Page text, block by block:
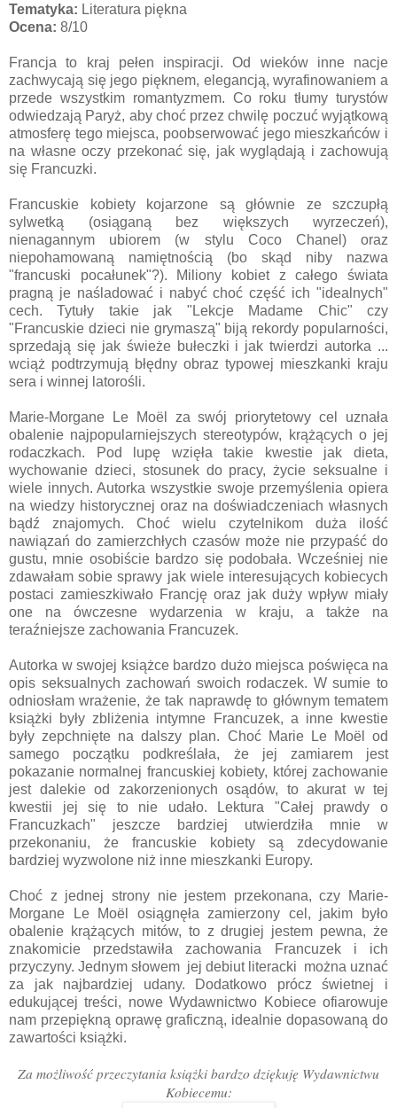
Tematyka: Literatura piękna
Ocena: 8/10
Francja to kraj pełen inspiracji. Od wieków inne nacje
zachwycają się jego pięknem, elegancją, wyrafinowaniem a
przede wszystkim romantyzmem. Co roku tłumy turystów
odwiedzają Paryż, aby choć przez chwilę poczuć wyjątkową
atmosferę tego miejsca, poobserwować jego mieszkańców i
na własne oczy przekonać się, jak wyglądają i zachowują
się Francuzki.
Francuskie kobiety kojarzone są głównie ze szczupłą
sylwetką (osiąganą bez większych wyrzeczeń),
nienagannym ubiorem (w stylu Coco Chanel) oraz
niepohamowaną namiętnością (bo skąd niby nazwa
"francuski pocałunek"?). Miliony kobiet z całego świata
pragną je naśladować i nabyć choć część ich "idealnych"
cech. Tytuły takie jak "Lekcje Madame Chic" czy
"Francuskie dzieci nie grymaszą" biją rekordy popularności,
sprzedają się jak świeże bułeczki i jak twierdzi autorka ...
wciąż podtrzymują błędny obraz typowej mieszkanki kraju
sera i winnej latorośli.
Marie-Morgane Le Moël za swój priorytetowy cel uznała
obalenie najpopularniejszych stereotypów, krążących o jej
rodaczkach. Pod lupę wzięła takie kwestie jak dieta,
wychowanie dzieci, stosunek do pracy, życie seksualne i
wiele innych. Autorka wszystkie swoje przemyślenia opiera
na wiedzy historycznej oraz na doświadczeniach własnych
bądź znajomych. Choć wielu czytelnikom duża ilość
nawiązań do zamierzchłych czasów może nie przypaść do
gustu, mnie osobiście bardzo się podobała. Wcześniej nie
zdawałam sobie sprawy jak wiele interesujących kobiecych
postaci zamieszkiwało Francję oraz jak duży wpływ miały
one na ówczesne wydarzenia w kraju, a także na
teraźniejsze zachowania Francuzek.
Autorka w swojej książce bardzo dużo miejsca poświęca na
opis seksualnych zachowań swoich rodaczek. W sumie to
odniosłam wrażenie, że tak naprawdę to głównym tematem
książki były zbliżenia intymne Francuzek, a inne kwestie
były zepchnięte na dalszy plan. Choć Marie Le Moël od
samego początku podkreślała, że jej zamiarem jest
pokazanie normalnej francuskiej kobiety, której zachowanie
jest dalekie od zakorzenionych osądów, to akurat w tej
kwestii jej się to nie udało. Lektura "Całej prawdy o
Francuzkach" jeszcze bardziej utwierdziła mnie w
przekonaniu, że francuskie kobiety są zdecydowanie
bardziej wyzwolone niż inne mieszkanki Europy.
Choć z jednej strony nie jestem przekonana, czy Marie-
Morgane Le Moël osiągnęła zamierzony cel, jakim było
obalenie krążących mitów, to z drugiej jestem pewna, że
znakomicie przedstawiła zachowania Francuzek i ich
przyczyny. Jednym słowem jej debiut literacki można uznać
za jak najbardziej udany. Dodatkowo prócz świetnej i
edukującej treści, nowe Wydawnictwo Kobiece ofiarowuje
nam przepiękną oprawę graficzną, idealnie dopasowaną do
zawartości książki.
Za możliwość przeczytania książki bardzo dziękuję Wydawnictwu
Kobiecemu: